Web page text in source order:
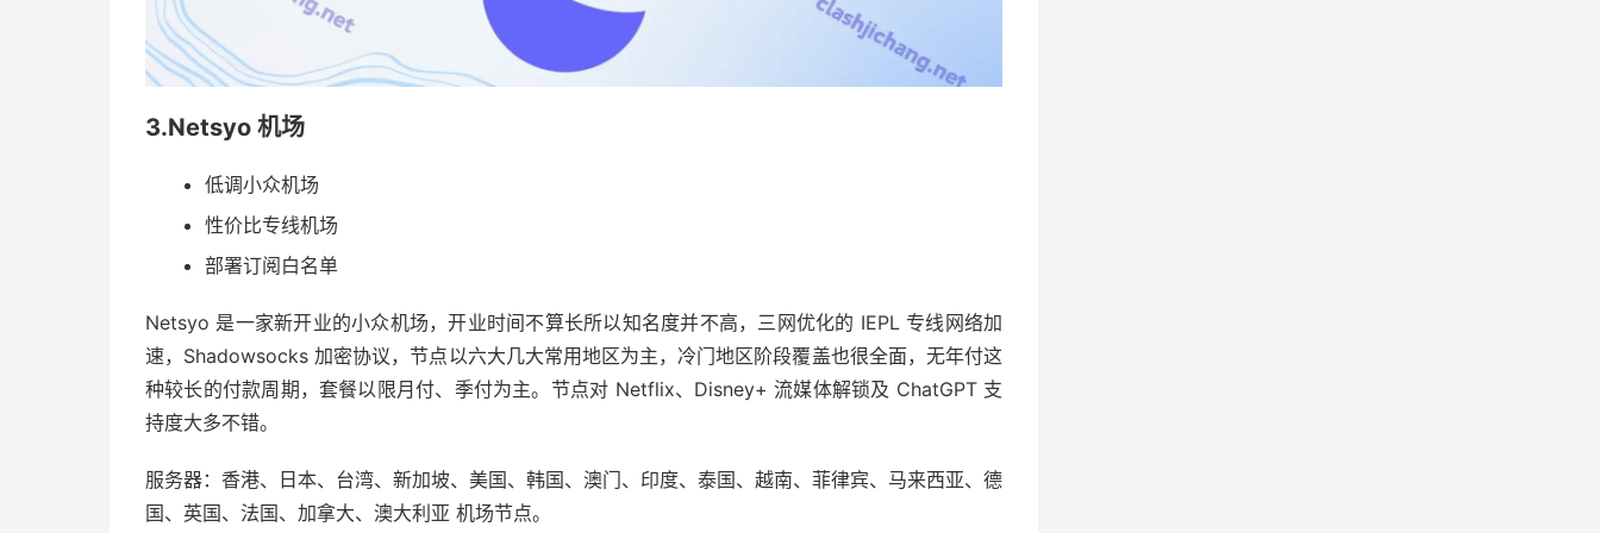
3.Netsyo 机场
低调小众机场
性价比专线机场
部署订阅白名单
Netsyo 是一家新开业的小众机场，开业时间不算长所以知名度并不高，三网优化的 IEPL 专线网络加
速，Shadowsocks 加密协议，节点以六大几大常用地区为主，冷门地区阶段覆盖也很全面，无年付这
种较长的付款周期，套餐以限月付、季付为主。节点对 Netflix、Disney+ 流媒体解锁及 ChatGPT 支
持度大多不错。
服务器：香港、日本、台湾、新加坡、美国、韩国、澳门、印度、泰国、越南、菲律宾、马来西亚、德
国、英国、法国、加拿大、澳大利亚 机场节点。